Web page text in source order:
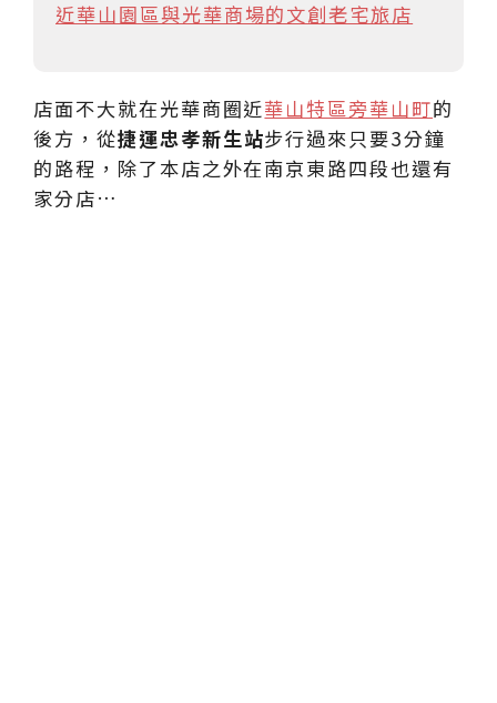
近華山園區與光華商場的文創老宅旅店
店面不大就在光華商圈近華山特區旁華山町的
後方，從捷運忠孝新生站步行過來只要3分鐘
的路程，除了本店之外在南京東路四段也還有
家分店…